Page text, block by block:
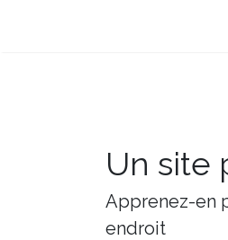
Un site
Apprenez-en
endroit